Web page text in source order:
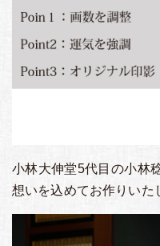
小林大伸堂5代目の小林
想いを込めてお作りいた